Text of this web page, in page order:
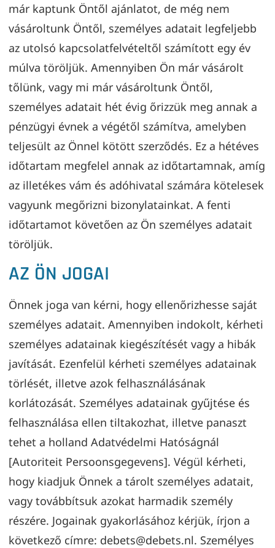
már kaptunk Öntől ajánlatot, de még nem
vásároltunk Öntől, személyes adatait legfeljebb
az utolsó kapcsolatfelvételtől számított egy év
múlva töröljük. Amennyiben Ön már vásárolt
tőlünk, vagy mi már vásároltunk Öntől,
személyes adatait hét évig őrizzük meg annak a
pénzügyi évnek a végétől számítva, amelyben
teljesült az Önnel kötött szerződés. Ez a hétéves
időtartam megfelel annak az időtartamnak, amíg
az illetékes vám és adóhivatal számára kötelesek
vagyunk megőrizni bizonylatainkat. A fenti
időtartamot követően az Ön személyes adatait
töröljük.
AZ ÖN JOGAI
Önnek joga van kérni, hogy ellenőrizhesse saját
személyes adatait. Amennyiben indokolt, kérheti
személyes adatainak kiegészítését vagy a hibák
javítását. Ezenfelül kérheti személyes adatainak
törlését, illetve azok felhasználásának
korlátozását. Személyes adatainak gyűjtése és
felhasználása ellen tiltakozhat, illetve panaszt
tehet a holland Adatvédelmi Hatóságnál
[Autoriteit Persoonsgegevens]. Végül kérheti,
hogy kiadjuk Önnek a tárolt személyes adatait,
vagy továbbítsuk azokat harmadik személy
részére. Jogainak gyakorlásához kérjük, írjon a
következő címre: debets@debets.nl. Személyes